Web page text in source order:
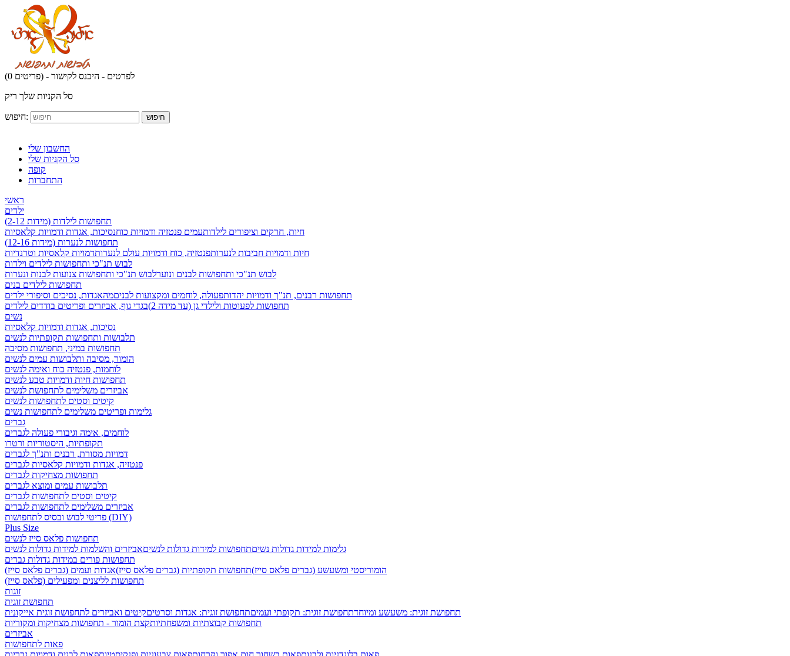
(0 פריטים) - לפרטים - היכנס לקישור
סל הקניות שלך ריק
חיפוש: חיפוש
החשבון שלי
סל הקניות שלי
קופה
התחברות
ראשי
ילדים
תחפושות לילדות (מידות 2-12)
חיות, חרקים וציפורים לילדותעמים פנטזיה ודמויות כוחנסיכות, אגדות ודמויות קלאסיות
תחפושות לנערות (מידות 12-16)
חיות ודמויות חביבות לנערותפנטזיה, כוח ודמויות עולם לנערותדמויות קלאסיות וטרנדיות
לבוש תנ"כי ותחפושות לילדים וילדות
לבוש תנ"כי ותחפושות לבנים ונוערלבוש תנ"כי ותחפושות צנועות לבנות ונערות
תחפושות לילדים בנים
תחפושות רבנים, תנ"ך ודמויות יהדותפעולה, לוחמים ומקצועות לבניםמהאגדות, נסיכים וסיפורי ילדים
תחפושות לפעוטות ולילדי גן (עד מידה 2)
בגדי גוף, אביזרים ופריטים בודדים לילדים
נשים
נסיכות, אגדות ודמויות קלאסיות
תלבושות ותחפושות תקופתיות לנשים
תחפושות במיני, תחפושות מסיבה
הומור, מסיבה ותלבושות עמים לנשים
לוחמות, פנטזיה כוח ואימה לנשים
תחפושות חיות ודמויות טבע לנשים
אביזרים משלימים לתחפושת לנשים
קיטים וסטים לתחפושות לנשים
גלימות ופריטים משלימים לתחפושות נשים
גברים
לוחמים, אימה וגיבורי פעולה לגברים
תקופתיות, היסטוריות ורטרו
דמויות מסורת, רבנים ותנ"ך לגברים
פנטזיה, אגדות ודמויות קלאסיות לגברים
תחפושות מצחיקות לגברים
תלבושות עמים ומוצא לגברים
קיטים וסטים לתחפושות לגברים
אביזרים משלימים לתחפושות לגברים
פריטי לבוש ובסיס לתחפושות (DIY)
Plus Size
תחפושות פלאס סייז לנשים
גלימות למידות גדולות נשיםתחפושות למידות גדולות לנשיםאביזרים והשלמות למידות גדולות לנשים
תחפושות פורים במידות גדולות גברים
הומוריסטי ומשעשע (גברים פלאס סייז)תחפושות תקופתיות (גברים פלאס סייז)אגדות ועמים (גברים פלאס סייז)
תחפושות לליצנים ומפעילים (פלאס סייז)
זוגות
תחפושת זוגית
תחפושת זוגית: משעשע ומיוחדתחפושת זוגית: תקופתי ועמיםתחפושת זוגית: אגדות וסרטיםקיטים ואביזרים לתחפושת זוגית אייקונית
תחפושות קבוצתיות ומשפחתיותקצת הומור - תחפושות מצחיקות ומקוריות
אביזרים
פאות לתחפושות